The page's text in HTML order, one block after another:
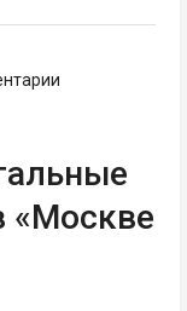
«Москве